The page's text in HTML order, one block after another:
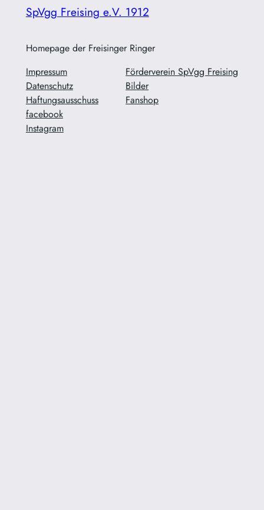
SpVgg Freising e.V. 1912
Homepage der Freisinger Ringer
Impressum
Datenschutz
Haftungsausschuss
Förderverein SpVgg Freising
Bilder
Fanshop
facebook
Instagram